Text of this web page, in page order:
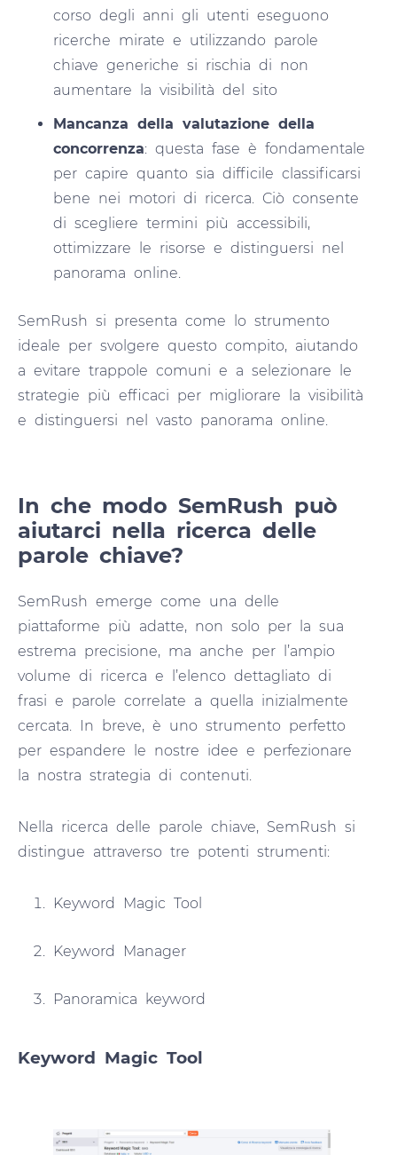
corso degli anni gli utenti eseguono
ricerche mirate e utilizzando parole
chiave generiche si rischia di non
aumentare la visibilità del sito
Mancanza della valutazione della
concorrenza: questa fase è fondamentale
per capire quanto sia difficile classificarsi
bene nei motori di ricerca. Ciò consente
di scegliere termini più accessibili,
ottimizzare le risorse e distinguersi nel
panorama online.
SemRush si presenta come lo strumento
ideale per svolgere questo compito, aiutando
a evitare trappole comuni e a selezionare le
strategie più efficaci per migliorare la visibilità
e distinguersi nel vasto panorama online.
In che modo SemRush può
aiutarci nella ricerca delle
parole chiave?
SemRush emerge come una delle
piattaforme più adatte, non solo per la sua
estrema precisione, ma anche per l’ampio
volume di ricerca e l’elenco dettagliato di
frasi e parole correlate a quella inizialmente
cercata. In breve, è uno strumento perfetto
per espandere le nostre idee e perfezionare
la nostra strategia di contenuti.
Nella ricerca delle parole chiave, SemRush si
distingue attraverso tre potenti strumenti:
Keyword Magic Tool
Keyword Manager
Panoramica keyword
Keyword Magic Tool